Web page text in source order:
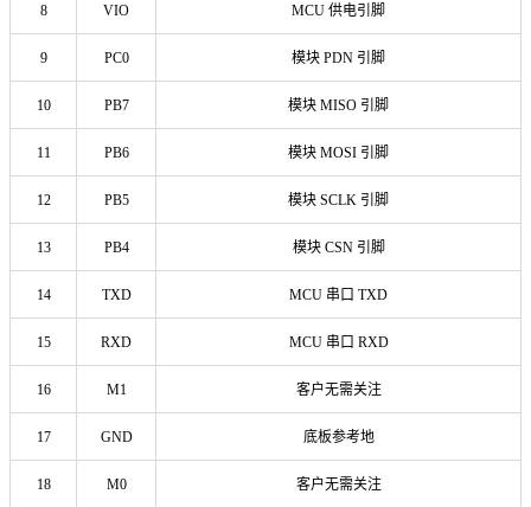
8 VIO MCU 供电引脚
9 PC0 模块 PDN 引脚
10 PB7 模块 MISO 引脚
11 PB6 模块 MOSI 引脚
12 PB5 模块 SCLK 引脚
13 PB4 模块 CSN 引脚
14 TXD MCU 串口 TXD
15 RXD MCU 串口 RXD
16 M1 客户无需关注
17 GND 底板参考地
18 M0 客户无需关注